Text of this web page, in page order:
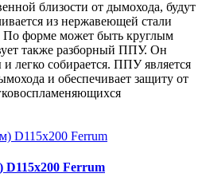
близости от дымохода, будут
из нержавеющей стали
форме может быть круглым
также разборный ППУ. Он
легко собирается. ППУ является
и обеспечивает защиту от
D115х200 Ferrum